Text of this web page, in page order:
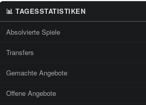
📊 TAGESSTATISTIKEN
Absolvierte Spiele
Transfers
Gemachte Angebote
Offene Angebote